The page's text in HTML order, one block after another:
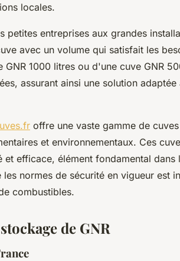
locales.
petites entreprises aux grandes
avec un volume qui satisfait les
1000 litres ou d'une cuve GNR
assurant ainsi une solution
offre une vaste gamme de
et environnementaux. Ces
et efficace, élément fondamental
normes de sécurité en vigueur est
combustibles.
de GNR